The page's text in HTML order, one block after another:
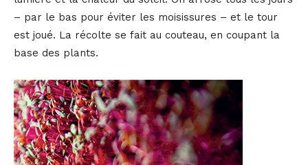
– par le bas pour éviter les moisissures – et le tour
est joué. La récolte se fait au couteau, en coupant la
base des plants.